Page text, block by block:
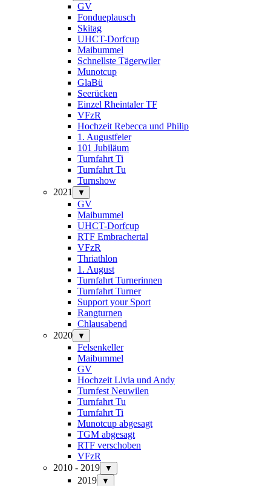
GV
Fondueplausch
Skitag
UHCT-Dorfcup
Maibummel
Schnellste Tägerwiler
Munotcup
GlaBü
Seerücken
Einzel Rheintaler TF
VFzR
Hochzeit Rebecca und Philip
1. Augustfeier
101 Jubiläum
Turnfahrt Ti
Turnfahrt Tu
Turnshow
2021
▼
GV
Maibummel
UHCT-Dorfcup
RTF Embrachertal
VFzR
Thriathlon
1. August
Turnfahrt Turnerinnen
Turnfahrt Turner
Support your Sport
Rangturnen
Chlausabend
2020
▼
Felsenkeller
Maibummel
GV
Hochzeit Livia und Andy
Turnfest Neuwilen
Turnfahrt Tu
Turnfahrt Ti
Munotcup abgesagt
TGM abgesagt
RTF verschoben
VFzR
2010 - 2019
▼
2019 ▼